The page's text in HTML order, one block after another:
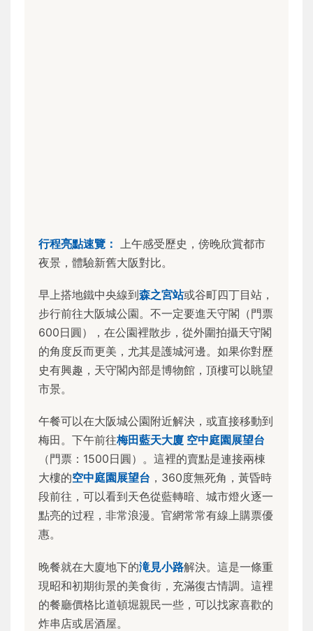
行程亮點速覽： 上午感受歷史，傍晚欣賞都市
夜景，體驗新舊大阪對比。
早上搭地鐵中央線到森之宮站或谷町四丁目站，
步行前往大阪城公園。不一定要進天守閣（門票
600日圓），在公園裡散步，從外圍拍攝天守閣
的角度反而更美，尤其是護城河邊。如果你對歷
史有興趣，天守閣內部是博物館，頂樓可以眺望
市景。
午餐可以在大阪城公園附近解決，或直接移動到
梅田。下午前往梅田藍天大廈 空中庭園展望台
（門票：1500日圓）。這裡的賣點是連接兩棟
大樓的空中庭園展望台 ，360度無死角，黃昏時
段前往，可以看到天色從藍轉暗、城市燈火逐一
點亮的过程，非常浪漫。官網常常有線上購票優
惠。
晚餐就在大廈地下的滝見小路解決。這是一條重
現昭和初期街景的美食街，充滿復古情調。這裡
的餐廳價格比道頓堀親民一些，可以找家喜歡的
炸串店或居酒屋。